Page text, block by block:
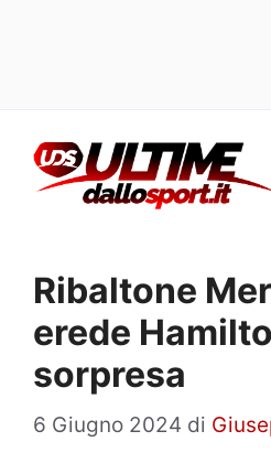
contenuto
Ribaltone
erede
sorpresa
6 Giugno 2024 di